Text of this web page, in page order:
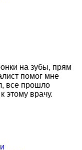
на зубы, прям
помог мне
все прошло
этому врачу.